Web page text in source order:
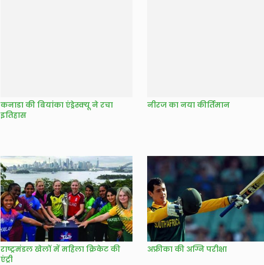
कनाडा की बियांका एंड्रेस्‍क्‍यू ने रचा
इतिहास
नीरज का नया कीर्तिमान
राष्ट्रमंडल खेलों में महिला क्रिकेट की
एंट्री
अफ्रीका की अग्नि परीक्षा